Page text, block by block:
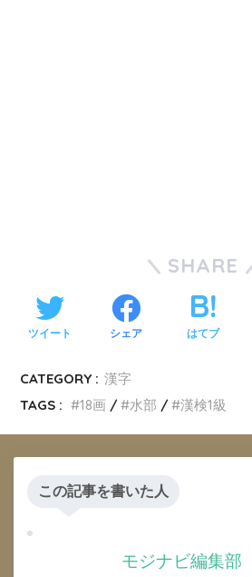
SHARE
ツイート シェア はてブ
CATEGORY : 漢字
TAGS :
18画 水部 漢検1級
この記事を書いた人
モジナビ編集部